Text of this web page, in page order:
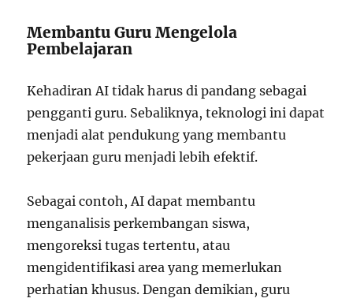
Membantu Guru Mengelola
Pembelajaran
Kehadiran AI tidak harus di pandang sebagai
pengganti guru. Sebaliknya, teknologi ini dapat
menjadi alat pendukung yang membantu
pekerjaan guru menjadi lebih efektif.
Sebagai contoh, AI dapat membantu
menganalisis perkembangan siswa,
mengoreksi tugas tertentu, atau
mengidentifikasi area yang memerlukan
perhatian khusus. Dengan demikian, guru